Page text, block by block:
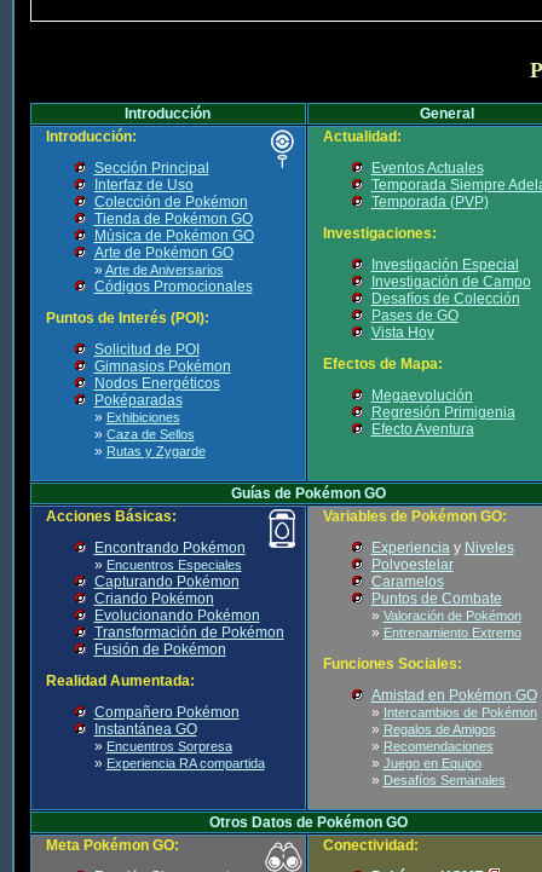
Introducción
General
Introducción:
Sección Principal
Interfaz de Uso
Colección de Pokémon
Tienda de Pokémon GO
Música de Pokémon GO
Arte de Pokémon GO
» Arte de Aniversarios
Códigos Promocionales
Puntos de Interés (POI):
Solicitud de POI
Gimnasios Pokémon
Nodos Energéticos
Poképaradas
» Exhibiciones
» Caza de Sellos
» Rutas y Zygarde
Actualidad:
Eventos Actuales
Temporada Siempre
Temporada (PVP)
Investigaciones:
Investigación Especial
Investigación de Campo
Desafíos de Colección
Pases de GO
Vista Hoy
Efectos de Mapa:
Megaevolución
Regresión Primigenia
Efecto Aventura
Guías de Pokémon GO
Acciones Básicas:
Encontrando Pokémon
» Encuentros Especiales
Capturando Pokémon
Criando Pokémon
Evolucionando Pokémon
Transformación de Pokémon
Fusión de Pokémon
Realidad Aumentada:
Compañero Pokémon
Instantánea GO
» Encuentros Sorpresa
» Experiencia RA compartida
Variables de Pokémon GO:
Experienciay Niveles
Polvoestelar
Caramelos
Puntos de Combate
» Valoración de Pokémon
» Entrenamiento Extremo
Funciones Sociales:
Amistad en Pokémon GO
» Intercambios de Pokémon
» Regalos de Amigos
» Recomendaciones
» Juego en Equipo
» Desafíos Semanales
Otros Datos de Pokémon GO
Meta Pokémon GO:
Conectividad: